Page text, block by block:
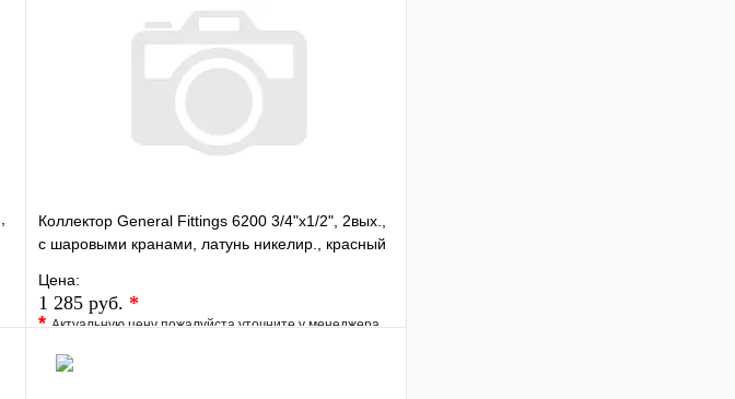
Коллектор General Fittings 6200 3/4"х1/2", 2вых.,
c шаровыми кранами, латунь никелир., красный
Цена:
1 285 руб. *
*Актуальную цену пожалуйста уточните у менеджера
В избранное